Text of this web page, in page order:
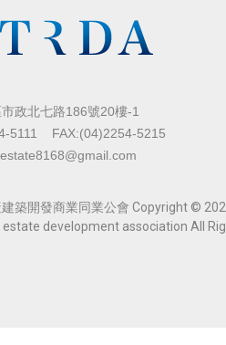
政北七路186號20樓-1
5111
FAX:(04)2254-5215
築開發商業同業公會 Copyright ©
development association All